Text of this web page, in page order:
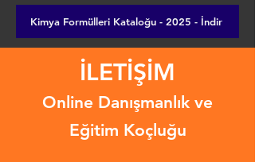
Kimya Formülleri Kataloğu - 2025 - İndir
İLETİŞİM
Online Danışmanlık ve
Eğitim Koçluğu